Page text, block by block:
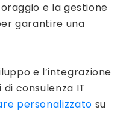
e la gestione
garantire una
e l’integrazione
consulenza IT
personalizzato su